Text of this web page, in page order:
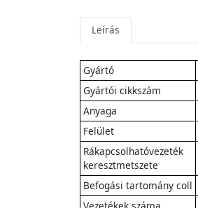
Leírás
Gyártó
Gyártói cikkszám
Anyaga
Felület
Rákapcsolhatóvezeték
keresztmetszete
Befogási tartomány coll